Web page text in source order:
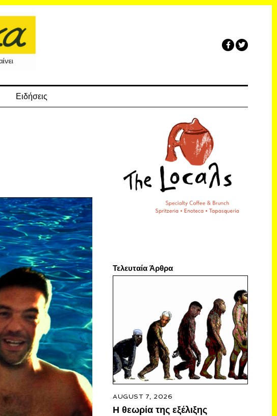
Ειδήσεις
Τελευταία Άρθρα
AUGUST 7, 2026
Η θεωρία της εξέλιξης